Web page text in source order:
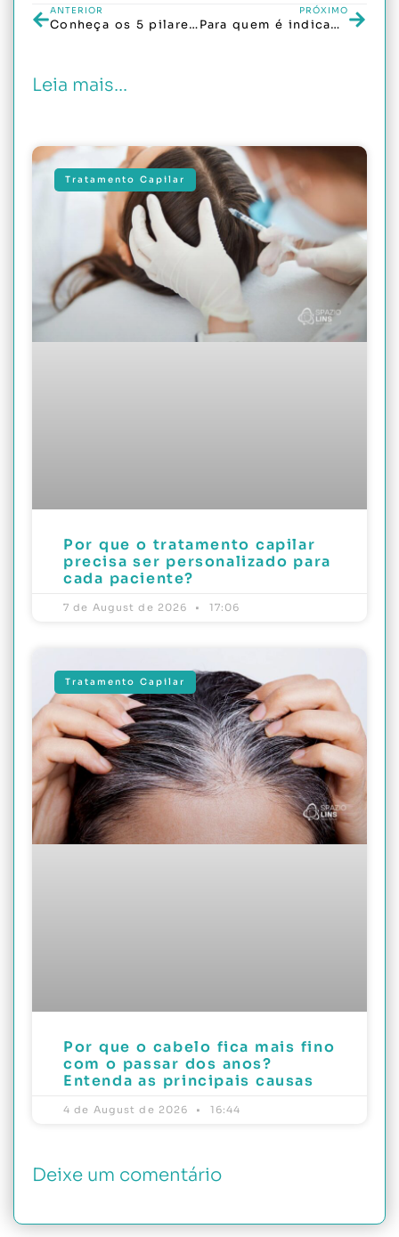
ANTERIOR
Conheça os 5 pilares do tratamento capilar na Spazio Lins
PRÓXIMO
Para quem é indicado o tratamento da Spazio Lins?
Leia mais...
Tratamento Capilar
Por que o tratamento capilar
precisa ser personalizado para
cada paciente?
7 de August de 2026 17:06
Tratamento Capilar
Por que o cabelo fica mais fino
com o passar dos anos?
Entenda as principais causas
4 de August de 2026 16:44
Deixe um comentário